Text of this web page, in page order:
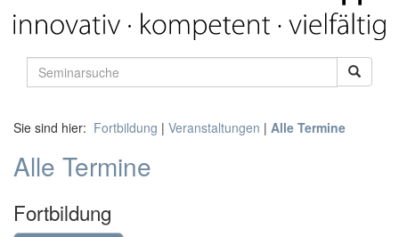
Sie sind hier: Fortbildung | Veranstaltungen | Alle Termine
Alle Termine
Fortbildung